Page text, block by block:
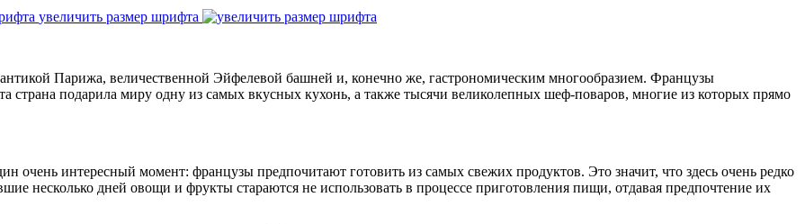
увеличить размер шрифта
Парижа, величественной Эйфелевой башней и, конечно же, гастрономическим многообразием. Французы
страна подарила миру одну из самых вкусных кухонь, а также тысячи великолепных шеф-поваров, многие из которых прямо
очень интересный момент: французы предпочитают готовить из самых свежих продуктов. Это значит, что здесь очень редко
несколько дней овощи и фрукты стараются не использовать в процессе приготовления пищи, отдавая предпочтение их